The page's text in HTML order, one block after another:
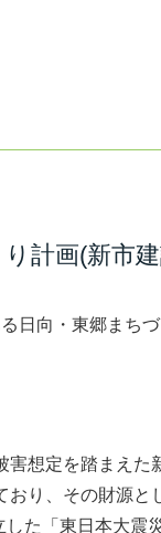
計画(新市
日向・東郷まち
害想定を踏まえ
おり、その財源と
た「東日本大震